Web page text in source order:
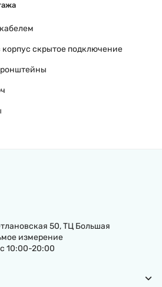
скрытое подключение
50, ТЦ Большая
измерение
10:00-20:00